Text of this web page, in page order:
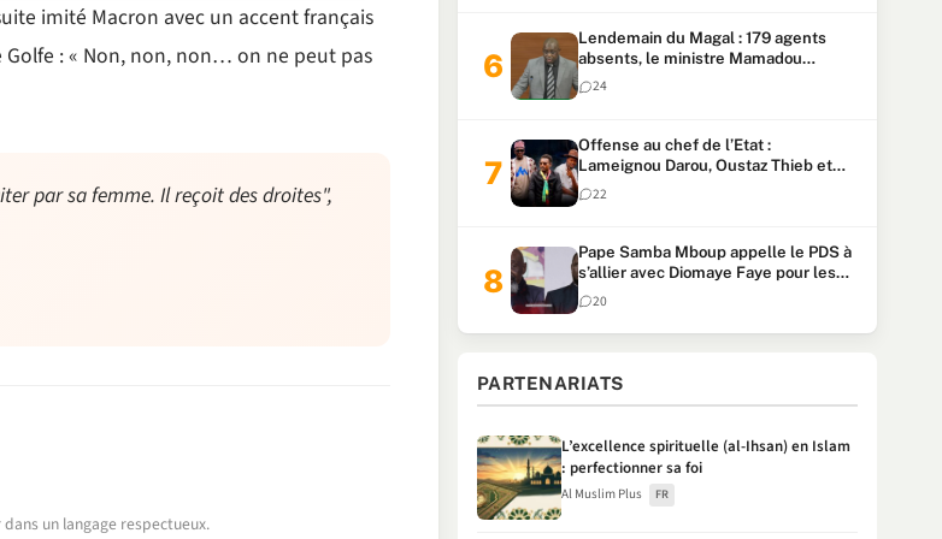
imité Macron avec un accent français
: « Non, non, non… on ne peut pas
par sa femme. Il reçoit des droites",
un langage respectueux.
Lendemain du Magal : 179 agents
absents, le ministre Mamadou
Lamine Dianté exige des explications
24
Offense au chef de l’Etat :
Lameignou Darou, Oustaz Thieb et
Ndiaye Touba lourdement
condamnés
22
Pape Samba Mboup appelle le PDS à
s’allier avec Diomaye Faye pour les
locales et tacle Sonko
20
PARTENARIATS
L’excellence spirituelle (al-Ihsan) en Islam
: perfectionner sa foi
Al Muslim Plus FR